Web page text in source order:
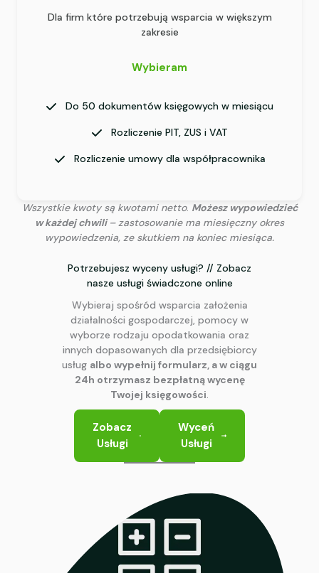
Dla firm które potrzebują wsparcia w większym
zakresie
Wybieram
Do 50 dokumentów księgowych w miesiącu
Rozliczenie PIT, ZUS i VAT
Rozliczenie umowy dla współpracownika
Wszystkie kwoty są kwotami netto. Możesz wypowiedzieć
w każdej chwili– zastosowanie ma miesięczny okres
wypowiedzenia, ze skutkiem na koniec miesiąca.
Potrzebujesz wyceny usługi? // Zobacz
nasze usługi świadczone online
Wybieraj spośród wsparcia założenia
działalności gospodarczej, pomocy w
wyborze rodzaju opodatkowania oraz
innych dopasowanych dla przedsiębiorcy
usług albo wypełnij formularz, a w ciągu
24h otrzymasz bezpłatną wycenę
Twojej księgowości.
Zobacz
Usługi
Wyceń
Usługi